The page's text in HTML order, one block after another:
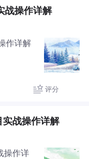
战操作详解
作详解
评分
战操作详解
操作详